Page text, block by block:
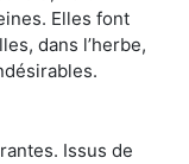
Elles font
dans l’herbe,
Issus de